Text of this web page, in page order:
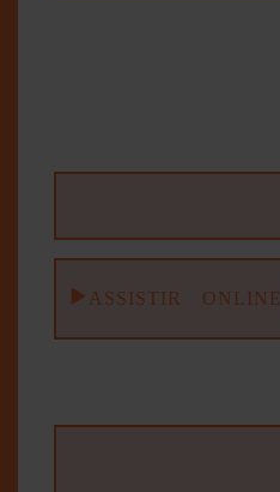
ASSISTIR ONLINE